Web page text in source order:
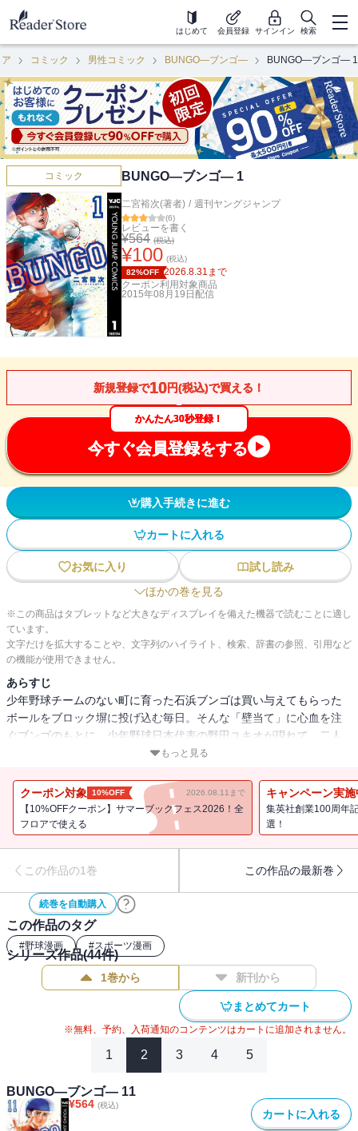
はじめて 会員登録 サインイン 検索
コミック 男性コミック BUNGO―ブンゴ― BUNGO―ブンゴ― 1
コミック BUNGO―ブンゴ― 1
二宮裕次(著者) / 週刊ヤングジャンプ
(6)
レビューを書く
¥564 (税込)
¥100 (税込)
82%OFF 2026.8.31 まで
クーポン利用対象商品
2015年08月19日 配信
新規登録で10円(税込)で買える！
かんたん30秒登録！
今すぐ会員登録をする
購入手続きに進む
カートに入れる
お気に入り
試し読み
ほかの巻を見る
※この商品はタブレットなど大きなディスプレイを備えた機器で読むことに適し
ています。
文字だけを拡大することや、文字列のハイライト、検索、辞書の参照、引用など
の機能が使用できません。
あらすじ
少年野球チームのない町に育った石浜ブンゴは買い与えてもらった
ボールをブロック塀に投げ込む毎日。そんな「壁当て」に心血を注
ぐブンゴのもとに、少年野球日本代表の野田ユキオが現れて、二人
は予期せぬ対決へ…!! のちに中学校で邂逅した二人は、揃って超強
死闘、中学野球で、少年達の情熱が乱れ弾ける──!!
もっと見る
クーポン対象 10%OFF 2026.08.11まで
【10%OFFクーポン】サマーブックフェス2026！全
フロアで使える
キャンペーン実施
集英社創業100周年
選！
この作品の1巻 この作品の最新巻
続巻を自動購入
この作品のタグ
#野球漫画 #スポーツ漫画
シリーズ作品(44件)
1巻から 新刊から
まとめてカート
※無料、予約、入荷通知のコンテンツはカートに追加されません。
1 2 3 4 5
BUNGO―ブンゴ― 11
¥564 (税込)
カートに入れる